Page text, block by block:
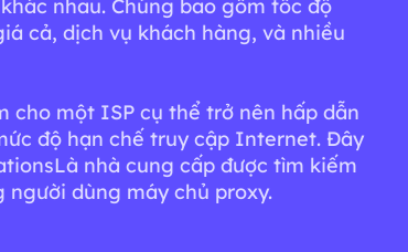
nhau. Chúng bao gồm tốc độ
cả, dịch vụ khách hàng, và nhiều
cho một ISP cụ thể trở nên hấp dẫn
độ hạn chế truy cập Internet. Đây
nhà cung cấp được tìm kiếm
người dùng máy chủ proxy.